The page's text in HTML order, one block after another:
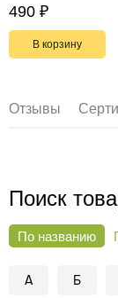
490 ₽
В корзину
Отзывы
Поиск
По названию
А Б